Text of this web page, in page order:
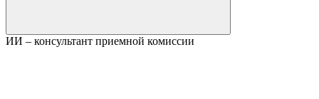
ИИ – консультант приемной комиссии